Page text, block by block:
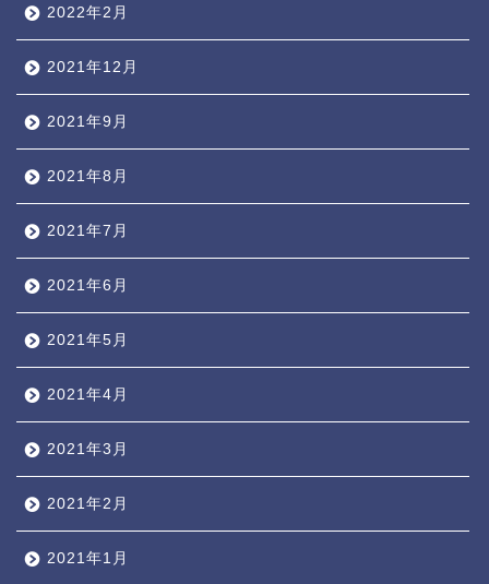
2022年2月
2021年12月
2021年9月
2021年8月
2021年7月
2021年6月
2021年5月
2021年4月
2021年3月
2021年2月
2021年1月